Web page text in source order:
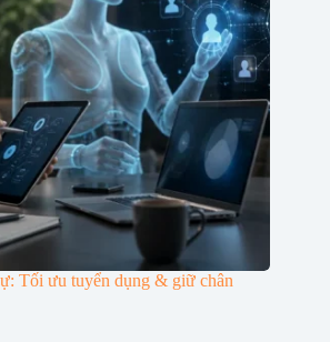
Tối ưu tuyển dụng & giữ chân